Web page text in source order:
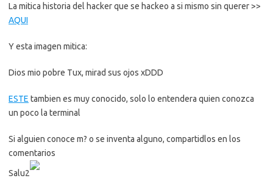
La mitica historia del hacker que se hackeo a si mismo sin querer >>
AQUI
Y esta imagen mitica:
Dios mio pobre Tux, mirad sus ojos xDDD
ESTE tambien es muy conocido, solo lo entendera quien conozca
un poco la terminal
Si alguien conoce m? o se inventa alguno, compartidlos en los
comentarios
Salu2